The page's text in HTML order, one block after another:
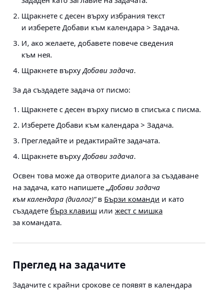
Щракнете с десен върху избрания текст
и изберете Добави към календара > Задача.
И, ако желаете, добавете повече сведения
към нея.
Щракнете върхуДобави задача.
За да създадете задача от писмо:
Щракнете с десен върху писмо в списъка с писма.
Изберете Добави към календара > Задача.
Прегледайте и редактирайте задачата.
Щракнете върхуДобави задача.
Освен това може да отворите диалога за създаване
на задача, като напишете „Добави задача
към календара (диалог)“в Бързи команди и като
създадете бърз клавиш или жест с мишка
за командата.
Преглед на задачите
Задачите с крайни срокове се появят в календара